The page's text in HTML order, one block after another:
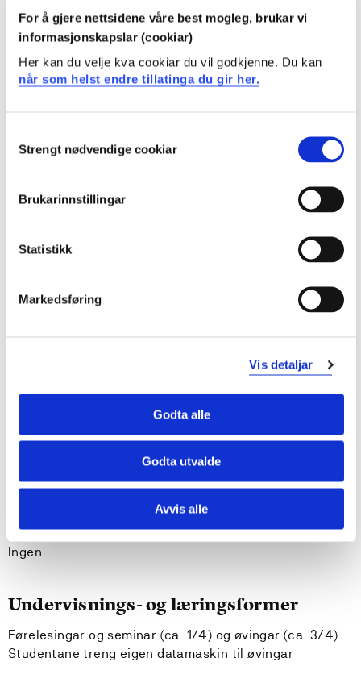
For å gjere nettsidene våre best mogleg, brukar vi
informasjonskapslar (cookiar)
Her kan du velje kva cookiar du vil godkjenne. Du kan
når som helst endre tillatinga du gir her.
Selection
Strengt nødvendige cookiar
Brukarinnstillingar
Statistikk
Markedsføring
Vis detaljar
Godta alle
Godta utvalde
Avvis alle
Ferdigheiter
Etter fullført emne skal studentane:
kunne anvende nokre grunnleggande statistiske
tanke på god statistisk behandling
kunne bruke den mest vanlege statistiske
Etter fullført emne skal studentane:
kunne tenke kritisk i forhold til presentert statistikk i
media, rapportar og vitskaplege artiklar
kunne utføre statistiske analysar som er nødvendig
Krav til forkunnskapar
Tilrådde forkunnskapar
Ingen
Undervisnings- og læringsformer
Førelesingar og seminar (ca. 1/4) og øvingar (ca. 3/4).
Studentane treng eigen datamaskin til øvingar